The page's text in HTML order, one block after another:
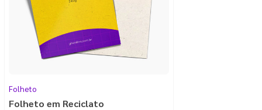
Folheto
Folheto em Reciclato